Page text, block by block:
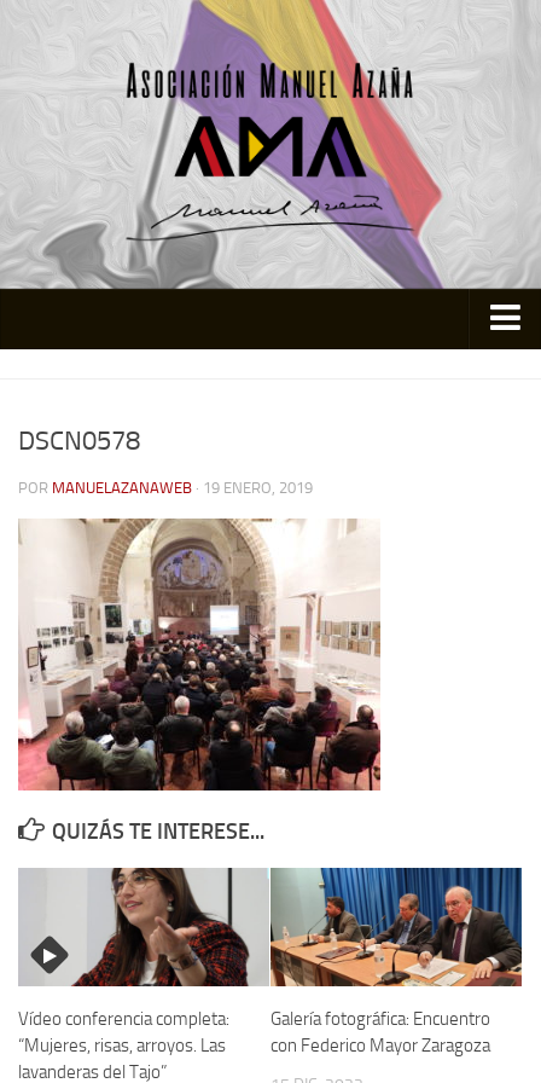
Actividades
Colabora
Contacto
Memoria Histórica
Investigación previa de la represión en Talavera de la Reina (1937-
1947).
Informe Represión en Toledo 1936-1947 | Buscador
Informe de la fosa de abril de 1939 de Tembleque
Personajes republicanos
Izquierda Republicana. Agrupaciones y Militantes (1934-1939)
Izquierda Republicana. Navarra
Izquierda Republicana. Galicia
Textos esenciales del republicanismo
DSCN0578
POR MANUELAZANAWEB · 19 ENERO, 2019
QUIZÁS TE INTERESE...
Vídeo conferencia completa:
“Mujeres, risas, arroyos. Las
lavanderas del Tajo”
Galería fotográfica: Encuentro
con Federico Mayor Zaragoza